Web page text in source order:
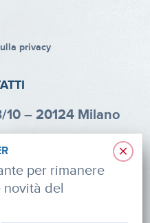
privacy
– 20124 Milano
×
per rimanere
del